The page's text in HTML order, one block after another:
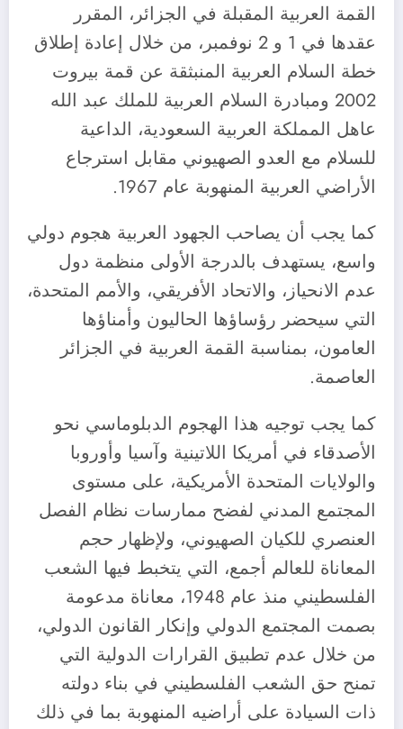
القمة العربية المقبلة في الجزائر، المقرر
عقدها في 1 و 2 نوفمبر، من خلال إعادة إطلاق
خطة السلام العربية المنبثقة عن قمة بيروت
2002 ومبادرة السلام العربية للملك عبد الله
عاهل المملكة العربية السعودية، الداعية
للسلام مع العدو الصهيوني مقابل استرجاع
الأراضي العربية المنهوبة عام 1967.
كما يجب أن يصاحب الجهود العربية هجوم دولي
واسع، يستهدف بالدرجة الأولى منظمة دول
عدم الانحياز، والاتحاد الأفريقي، والأمم المتحدة،
التي سيحضر رؤساؤها الحاليون وأمناؤها
العامون، بمناسبة القمة العربية في الجزائر
العاصمة.
كما يجب توجيه هذا الهجوم الدبلوماسي نحو
الأصدقاء في أمريكا اللاتينية وآسيا وأوروبا
والولايات المتحدة الأمريكية، على مستوى
المجتمع المدني لفضح ممارسات نظام الفصل
العنصري للكيان الصهيوني، ولإظهار حجم
المعاناة للعالم أجمع، التي يتخبط فيها الشعب
الفلسطيني منذ عام 1948، معاناة مدعومة
بصمت المجتمع الدولي وإنكار القانون الدولي،
من خلال عدم تطبيق القرارات الدولية التي
تمنح حق الشعب الفلسطيني في بناء دولته
ذات السيادة على أراضيه المنهوبة بما في ذلك